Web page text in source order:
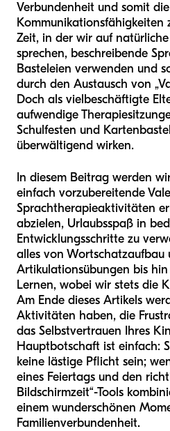
Verbundenheit und somit
Kommunikationsfähigkeiten
Zeit, in der wir auf
sprechen, beschreibende
Basteleien verwenden und
durch den Austausch von
Doch als vielbeschäftigte
aufwendige
Schulfesten und
überwältigend wirken.
In diesem Beitrag werden
einfach vorzubereitende
Sprachtherapieaktivitäten
abzielen, Urlaubsspaß in
Entwicklungsschritte zu
alles von Wortschatzaufbau
Artikulationsübungen bis
Lernen, wobei wir stets die
Am Ende dieses Artikels
Aktivitäten haben, die
das Selbstvertrauen Ihres
Hauptbotschaft ist einfach:
keine lästige Pflicht sein;
eines Feiertags und den
Bildschirmzeit“-Tools
einem wunderschönen
Familienverbundenheit.